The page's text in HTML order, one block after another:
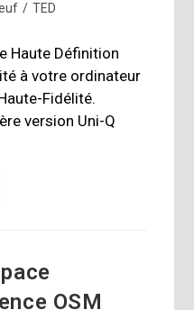
/ TED
Haute Définition
à votre ordinateur
Fidélité.
version Uni-Q
OSM